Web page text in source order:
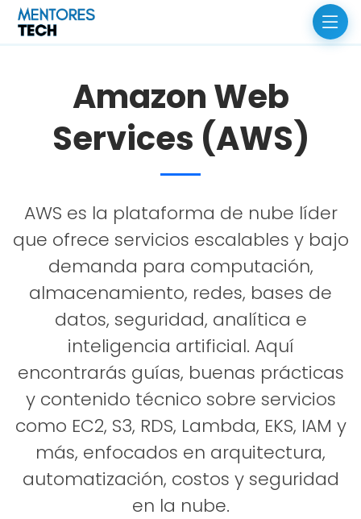
Amazon Web
Services (AWS)
AWS es la plataforma de nube líder
que ofrece servicios escalables y bajo
demanda para computación,
almacenamiento, redes, bases de
datos, seguridad, analítica e
inteligencia artificial. Aquí
encontrarás guías, buenas prácticas
y contenido técnico sobre servicios
como EC2, S3, RDS, Lambda, EKS, IAM y
más, enfocados en arquitectura,
automatización, costos y seguridad
en la nube.